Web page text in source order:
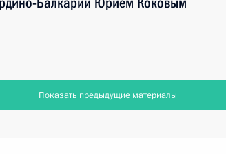
Показать предыдущие материалы